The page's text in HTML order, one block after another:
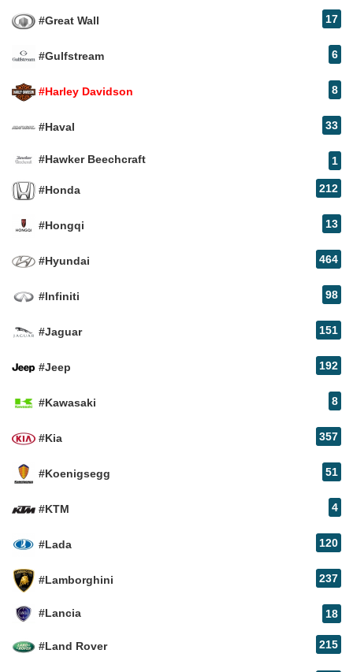
#Great Wall 17
#Gulfstream 6
#Harley Davidson 8
#Haval 33
#Hawker Beechcraft 1
#Honda 212
#Hongqi 13
#Hyundai 464
#Infiniti 98
#Jaguar 151
#Jeep 192
#Kawasaki 8
#Kia 357
#Koenigsegg 51
#KTM 4
#Lada 120
#Lamborghini 237
#Lancia 18
#Land Rover 215